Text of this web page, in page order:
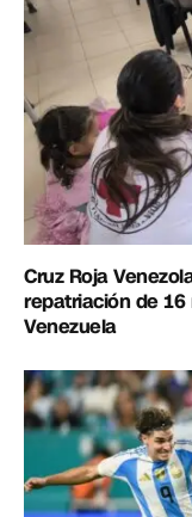
Cruz Roja
repatriación de
Venezuela